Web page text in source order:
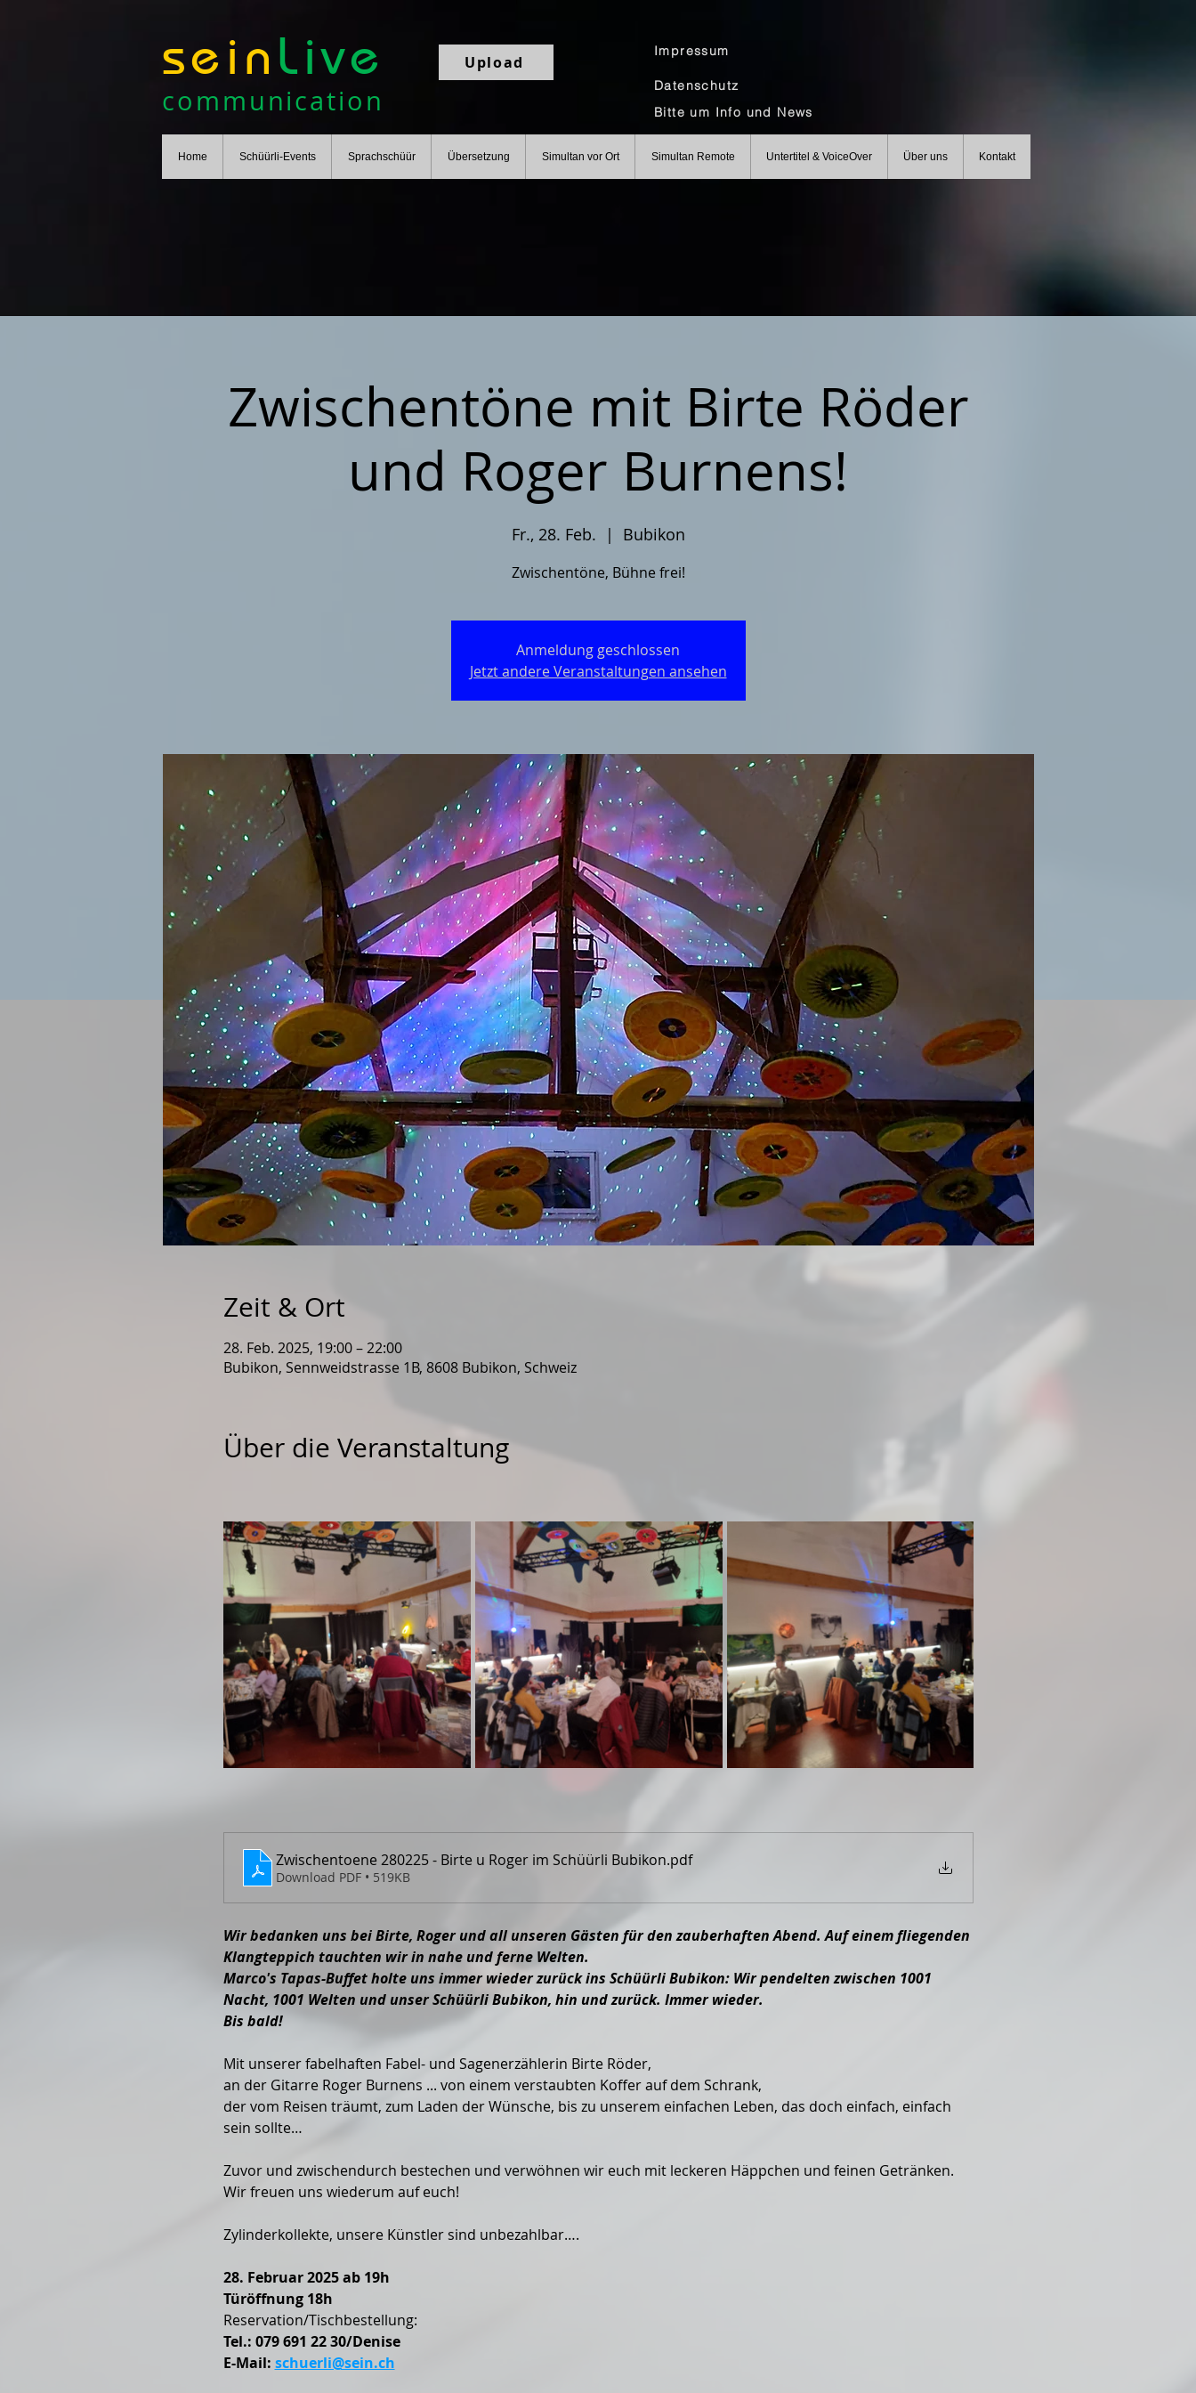
sein Live
communication
Upload
Impressum
Datenschutz
Bitte um Info und News
Home Schüürli-Events Sprachschüür Übersetzung Simultan vor Ort Simultan Remote Untertitel & VoiceOver Über uns Kontakt
Zwischentöne mit Birte Röder
und Roger Burnens!
Fr., 28. Feb.
  |
Bubikon
Zwischentöne, Bühne frei!
Anmeldung geschlossen
Jetzt andere Veranstaltungen ansehen
Zeit & Ort
28. Feb. 2025, 19:00 – 22:00
Bubikon, Sennweidstrasse 1B, 8608 Bubikon, Schweiz
Über die Veranstaltung
Zwischentoene 280225 - Birte u Roger im Schüürli Bubikon.pdf
Download PDF • 519KB
Wir bedanken uns bei Birte, Roger und all unseren Gästen für den zauberhaften Abend. Auf einem fliegenden
Klangteppich tauchten wir in nahe und ferne Welten.
Marco's Tapas-Buffet holte uns immer wieder zurück ins Schüürli Bubikon: Wir pendelten zwischen 1001
Nacht, 1001 Welten und unser Schüürli Bubikon, hin und zurück. Immer wieder.
Bis bald!
Mit unserer fabelhaften Fabel- und Sagenerzählerin Birte Röder,
an der Gitarre Roger Burnens ... von einem verstaubten Koffer auf dem Schrank,
der vom Reisen träumt, zum Laden der Wünsche, bis zu unserem einfachen Leben, das doch einfach, einfach
sein sollte…
Zuvor und zwischendurch bestechen und verwöhnen wir euch mit leckeren Häppchen und feinen Getränken.
Wir freuen uns wiederum auf euch!
Zylinderkollekte, unsere Künstler sind unbezahlbar….
28. Februar 2025 ab 19h
Türöffnung 18h
Reservation/Tischbestellung:
Tel.: 079 691 22 30/Denise
E-Mail: schuerli@sein.ch